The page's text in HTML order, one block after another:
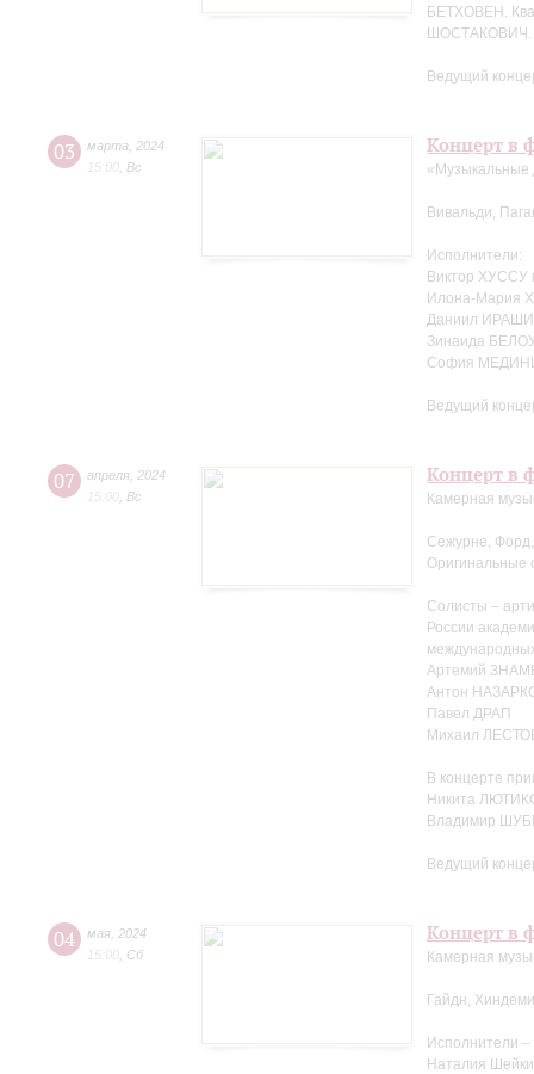
БЕТХОВЕН.
ШОСТАКОВИЧ.
Ведущий
03 марта
2024
15:00 Вс
Концерт в
«Музыкальные
Вивальди,
Исполнители:
Виктор ХУССУ
Илона-Мария
Даниил
Зинаида
София
Ведущий
07 апреля 2024
15:00 Вс
Концерт в
Камерная
Сежурне,
Оригинальные
Солисты –
России
Артемий
Антон
Павел ДРАП
Михаил
В концерте
Никита
Владимир
Ведущий
04 мая 2024
15:00 Сб
Концерт в
Камерная
Гайдн,
Исполнители
Наталия